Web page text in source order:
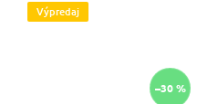
Výpredaj
–30 %